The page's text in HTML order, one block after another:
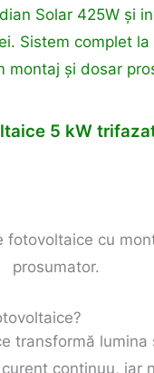
5 kW
transformă lumina
continuu, iar